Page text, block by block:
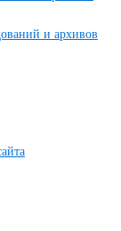
и архивов